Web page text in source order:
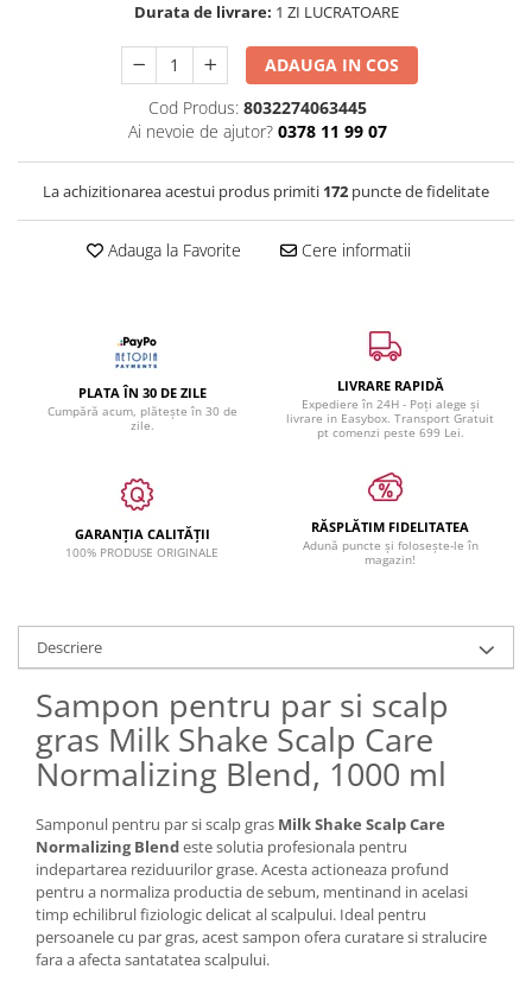
Durata de livrare: 1 ZI LUCRATOARE
ADAUGA IN COS
Cod Produs: 8032274063445
Ai nevoie de ajutor? 0378 11 99 07
La achizitionarea acestui produs primiti 172 puncte de fidelitate
Adauga la Favorite Cere informatii
PLATA ÎN 30 DE ZILE
Cumpără acum, plătește în 30 de
zile.
LIVRARE RAPIDĂ
Expediere în 24H - Poți alege și
livrare in Easybox. Transport Gratuit
pt comenzi peste 699 Lei.
GARANȚIA CALITĂȚII
100% PRODUSE ORIGINALE
RĂSPLĂTIM FIDELITATEA
Adună puncte și folosește-le în
magazin!
Descriere
Sampon pentru par si scalp
gras Milk Shake Scalp Care
Normalizing Blend, 1000 ml
Samponul pentru par si scalp gras Milk Shake Scalp Care
Normalizing Blendeste solutia profesionala pentru
indepartarea reziduurilor grase. Acesta actioneaza profund
pentru a normaliza productia de sebum, mentinand in acelasi
timp echilibrul fiziologic delicat al scalpului. Ideal pentru
persoanele cu par gras, acest sampon ofera curatare si stralucire
fara a afecta santatatea scalpului.